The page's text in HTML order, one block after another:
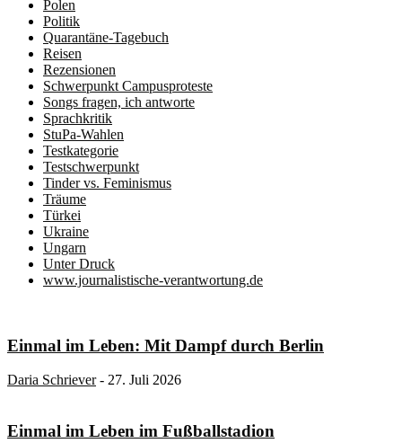
Polen
Politik
Quarantäne-Tagebuch
Reisen
Rezensionen
Schwerpunkt Campusproteste
Songs fragen, ich antworte
Sprachkritik
StuPa-Wahlen
Testkategorie
Testschwerpunkt
Tinder vs. Feminismus
Träume
Türkei
Ukraine
Ungarn
Unter Druck
www.journalistische-verantwortung.de
Einmal im Leben: Mit Dampf durch Berlin
Daria Schriever - 27. Juli 2026
Einmal im Leben im Fußballstadion